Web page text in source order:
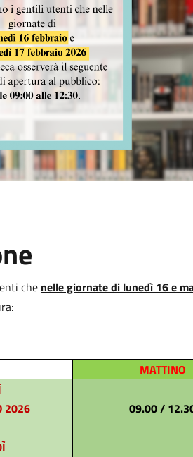
che nelle giornate di lunedì 16 e
MATTINO
2026
09.00 /